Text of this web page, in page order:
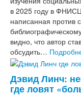
в 2025 году в
написанная против
видно, что автор
обсудить…
Дэвид Линч:
где ловят